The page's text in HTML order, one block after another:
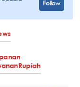
Follow
Rupiah